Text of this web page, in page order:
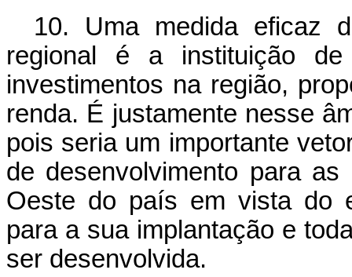
10. Uma medida eficaz
regional é a instituição de
investimentos na região,
renda. É justamente nesse
pois seria um importante
de desenvolvimento para
Oeste do país em vista do
para a sua implantação e
ser desenvolvida.